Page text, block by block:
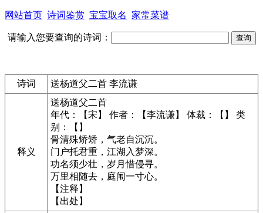
网站首页 诗词鉴赏 宝宝取名 家常菜谱
请输入您要查询的诗词：
诗词 送杨道父二首 李流谦
释义
送杨道父二首
年代：【宋】 作者：【李流谦】 体裁：【】 类
别：【】
骨清殊矫矫，气老自沉沉。
门户托君重，江湖入梦深。
功名须少壮，岁月惜侵寻。
万里相随去，庭闱一寸心。
【注释】
【出处】